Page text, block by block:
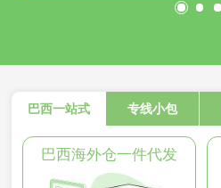
巴西一站式 专线小包
巴西海外仓一件代发